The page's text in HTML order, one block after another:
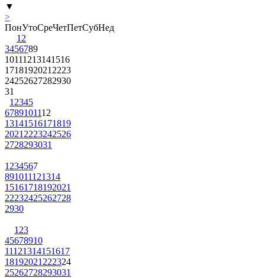
▼
>
ПонУтоСреЧетПетСубНед
1 2
3456789
10111213141516
1718192021 2223
24252627282930
31
1 2345
6789101112
13141516171819
2021 2223242526
2728293031
1 234567
891011121314
15161718192021
22232425262728
2930
1 23
45678910
11121314151617
18192021 222324
25262728293031